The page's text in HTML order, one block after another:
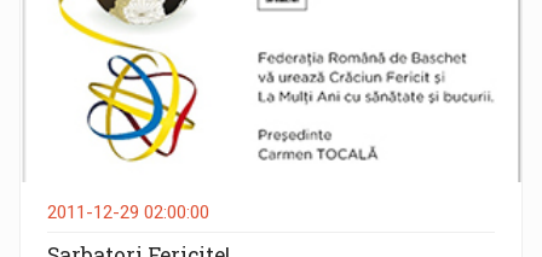
2011-12-29 02:00:00